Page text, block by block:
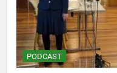
PODCAST